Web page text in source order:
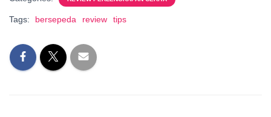
Tags: bersepeda review tips